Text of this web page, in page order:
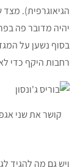
הגיאוגרפית).
יהיה מדובר פה
בסוף נשען על
רחבות היקף כדי
קושר את שני
ויש גם מה להגיד